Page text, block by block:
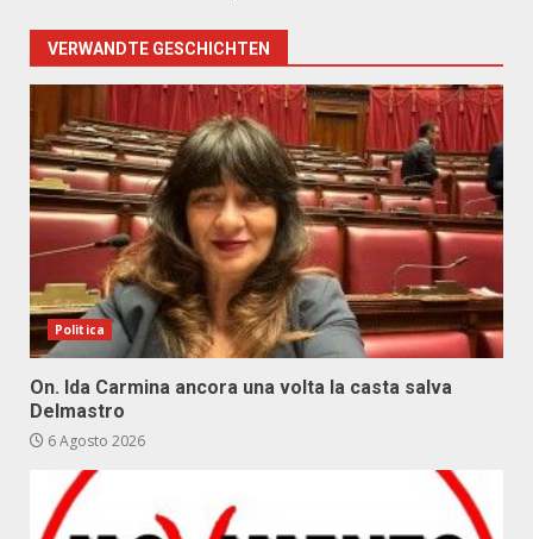
VERWANDTE GESCHICHTEN
Politica
On. Ida Carmina ancora una volta la casta salva
Delmastro
6 Agosto 2026